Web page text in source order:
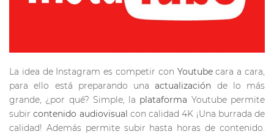
La idea de Instagram es competir con Youtubecara a cara,
para ello está preparando unaactualización de lo más
grande, ¿por qué? Simple, la plataforma Youtube permite
subircontenido audiovisual con calidad 4K ¡Una burrada de
calidad! Además permite subir hasta horas de contenido.